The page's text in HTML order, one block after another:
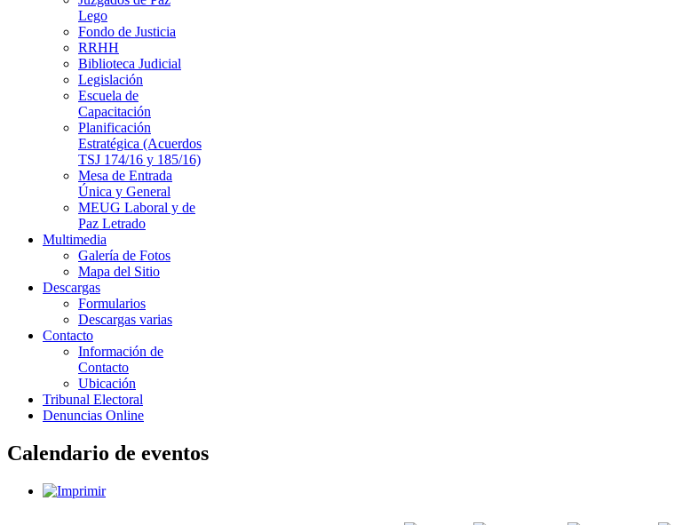
Lego
Fondo de Justicia
RRHH
Biblioteca Judicial
Legislación
Escuela de
Capacitación
Planificación
Estratégica (Acuerdos
TSJ 174/16 y 185/16)
Mesa de Entrada
Única y General
MEUG Laboral y de
Paz Letrado
Multimedia
Galería de Fotos
Mapa del Sitio
Descargas
Formularios
Descargas varias
Contacto
Información de
Contacto
Ubicación
Tribunal Electoral
Denuncias Online
Calendario de eventos